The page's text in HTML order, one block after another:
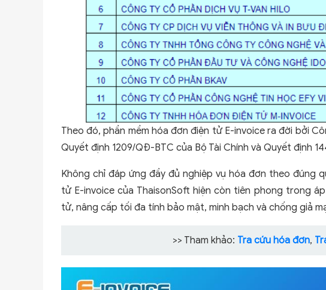
Theo đó, phần mềm hóa đơn điện tử E-invoice ra đời bởi
Quyết định 1209/QĐ-BTC của Bộ Tài Chính và Quyết định
Không chỉ đáp ứng đầy đủ nghiệp vụ hóa đơn theo đúng
tử E-invoice của ThaisonSoft hiện còn tiên phong trong
tử, nâng cấp tối đa tính bảo mật, minh bạch và chống giả
>> Tham khảo: Tra cứu hóa đơn,